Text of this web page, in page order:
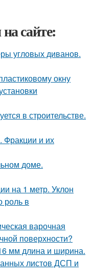
сайте:
угловых диванов.
окну
в строительстве.
Фракции и их
доме.
на 1 метр. Уклон
роль в
варочная
поверхности?
мм длина и ширина.
листов ДСП и